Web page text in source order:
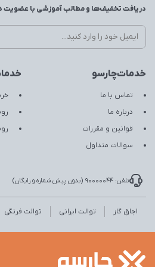
خدمات‌چارسو
تماس با ما
درباره ما
قوانین و مقررات
سوالات متداول
دریافت تخفیف‌ها و مطالب آموزشی با عضویت
تلفن: 90000044 (بدون پیش شماره و رایگان)
اجاق گاز توالت ایرانی توالت فرنگی